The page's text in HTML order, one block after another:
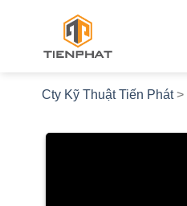
Cty Kỹ Thuật Tiến Phát>